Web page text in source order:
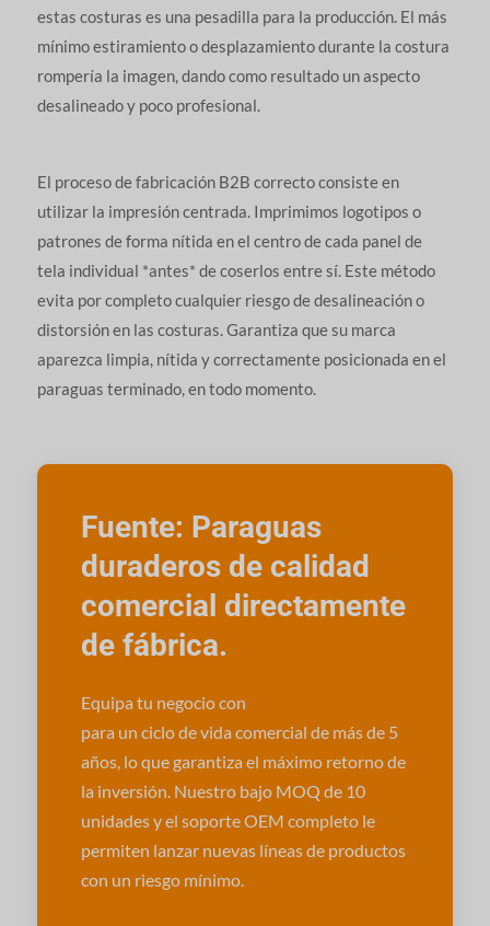
estas costuras es una pesadilla para la producción. El más
mínimo estiramiento o desplazamiento durante la costura
rompería la imagen, dando como resultado un aspecto
desalineado y poco profesional.
El proceso de fabricación B2B correcto consiste en
utilizar la impresión centrada. Imprimimos logotipos o
patrones de forma nítida en el centro de cada panel de
tela individual *antes* de coserlos entre sí. Este método
evita por completo cualquier riesgo de desalineación o
distorsión en las costuras. Garantiza que su marca
aparezca limpia, nítida y correctamente posicionada en el
paraguas terminado, en todo momento.
Fuente: Paraguas
duraderos de calidad
comercial directamente
de fábrica.
Equipa tu negocio con
para un ciclo de vida comercial de más de 5
años, lo que garantiza el máximo retorno de
la inversión. Nuestro bajo MOQ de 10
unidades y el soporte OEM completo le
permiten lanzar nuevas líneas de productos
con un riesgo mínimo.